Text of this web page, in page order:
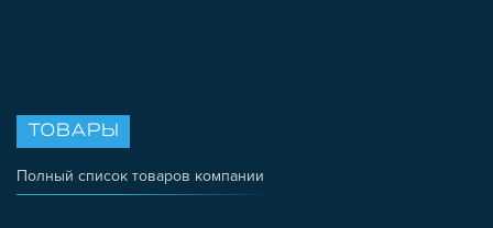
ТОВАРЫ
Полный список товаров компании